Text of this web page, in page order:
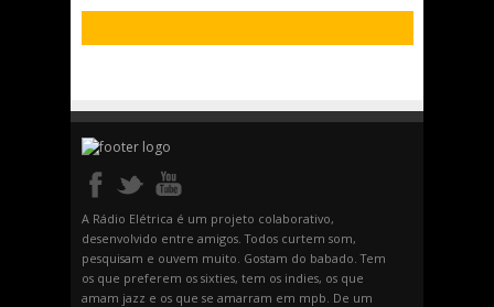
A Rádio Elétrica é um projeto colaborativo,
desenvolvido entre amigos. Todos curtem som,
pesquisam e ouvem muito. Gostam do babado. Tem
os que preferem os sixties, tem os indies, os que
amam jazz e os que se amarram em mpb. De um